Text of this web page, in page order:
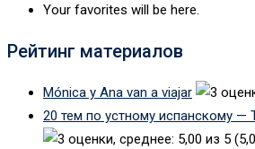
Your favorites will be here.
Рейтинг материалов
Mónica y Ana van a viajar
20 тем по устному испанскому —